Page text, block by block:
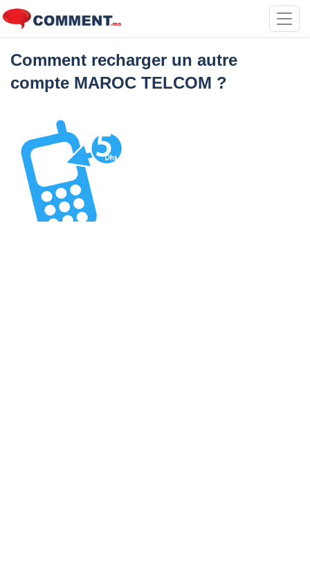
Comment recharger un autre
compte MAROC TELCOM ?